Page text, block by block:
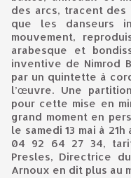
des arcs, tracent
que les danseurs
mouvement,
arabesque et
inventive de Nimrod
par un quintette à
l’œuvre. Une
pour cette mise en
grand moment en
le samedi 13 mai à
04 92 64 27 34,
Presles, Directrice
Arnoux en dit plus au